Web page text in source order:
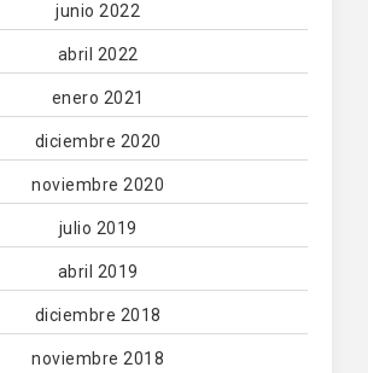
junio 2022
abril 2022
enero 2021
diciembre 2020
noviembre 2020
julio 2019
abril 2019
diciembre 2018
noviembre 2018